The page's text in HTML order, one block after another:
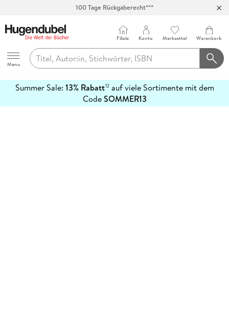
100 Tage Rückgaberecht***
Hugendubel
Menu
Filiale Konto Merkzettel Warenkorb
Summer Sale: 13% Rabatt12auf viele Sortimente mit dem
CodeSOMMER13
erfahren